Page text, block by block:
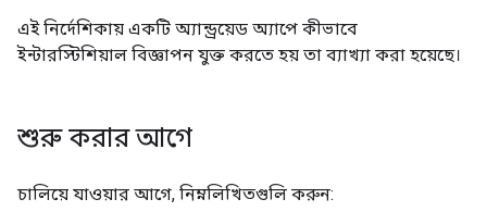
এই নির্দেশিকায় একটি অ্যান্ড্রয়েড অ্যাপে কীভাবে
ইন্টারস্টিশিয়াল বিজ্ঞাপন যুক্ত করতে হয় তা ব্যাখ্যা করা হয়েছে।
শুরু করার আগে
চালিয়ে যাওয়ার আগে, নিম্নলিখিতগুলি করুন: